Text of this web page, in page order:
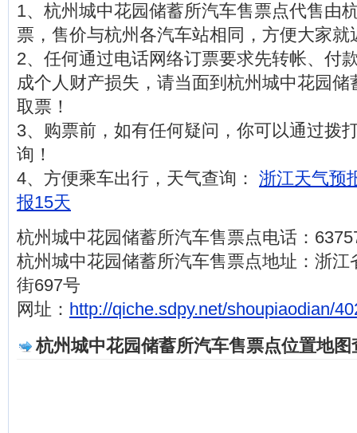
1、杭州城中花园储蓄所汽车售票点代售由
票，售价与杭州各汽车站相同，方便大家就
2、任何通过电话网络订票要求先转帐、付
成个人财产损失，请当面到杭州城中花园
取票！
3、购票前，如有任何疑问，你可以通过拨
询！
4、方便乘车出行，天气查询： 浙江天气预
报15天
杭州城中花园储蓄所汽车售票点电话：
杭州城中花园储蓄所汽车售票点地址：浙江
街697号
网址： http://qiche.sdpy.net/shoupiaodian/
杭州城中花园储蓄所汽车售票点位置地图